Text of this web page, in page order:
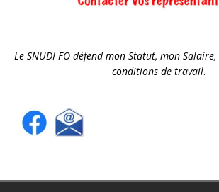
Le SNUDI FO défend mon Statut, mon
conditions de travail.